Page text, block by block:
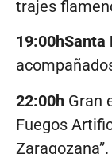
trajes
19:00hSanta
22:00h Gran
Fuegos